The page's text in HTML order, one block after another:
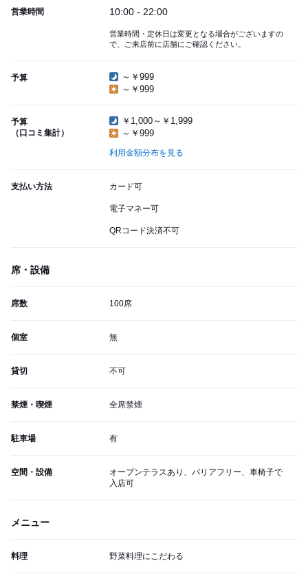
営業時間 10:00 - 22:00
営業時間・定休日は変更となる場合がございますの
で、ご来店前に店舗にご確認ください。
予算
～￥999
～￥999
予算
（口コミ集計）
￥1,000～￥1,999
～￥999
利用金額分布を見る
支払い方法 カード可
電子マネー可
QRコード決済不可
席・設備
席数 100席
個室 無
貸切 不可
禁煙・喫煙 全席禁煙
駐車場 有
空間・設備
オープンテラスあり、バリアフリー、車椅子で
入店可
メニュー
料理 野菜料理にこだわる